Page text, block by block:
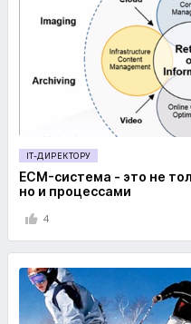
IT-ДИРЕКТОРУ
ECM-система - это не
но и процессами
4